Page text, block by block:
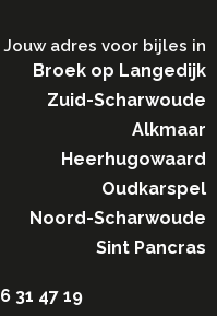
31 47 19
Jouw adres voor bijles in
Broek op Langedijk
Zuid-Scharwoude
Alkmaar
Heerhugowaard
Oudkarspel
Noord-Scharwoude
Sint Pancras